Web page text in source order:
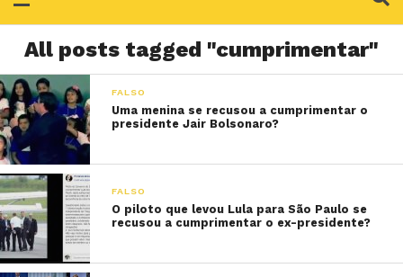
All posts tagged "cumprimentar"
FALSO
Uma menina se recusou a cumprimentar o
presidente Jair Bolsonaro?
FALSO
O piloto que levou Lula para São Paulo se
recusou a cumprimentar o ex-presidente?